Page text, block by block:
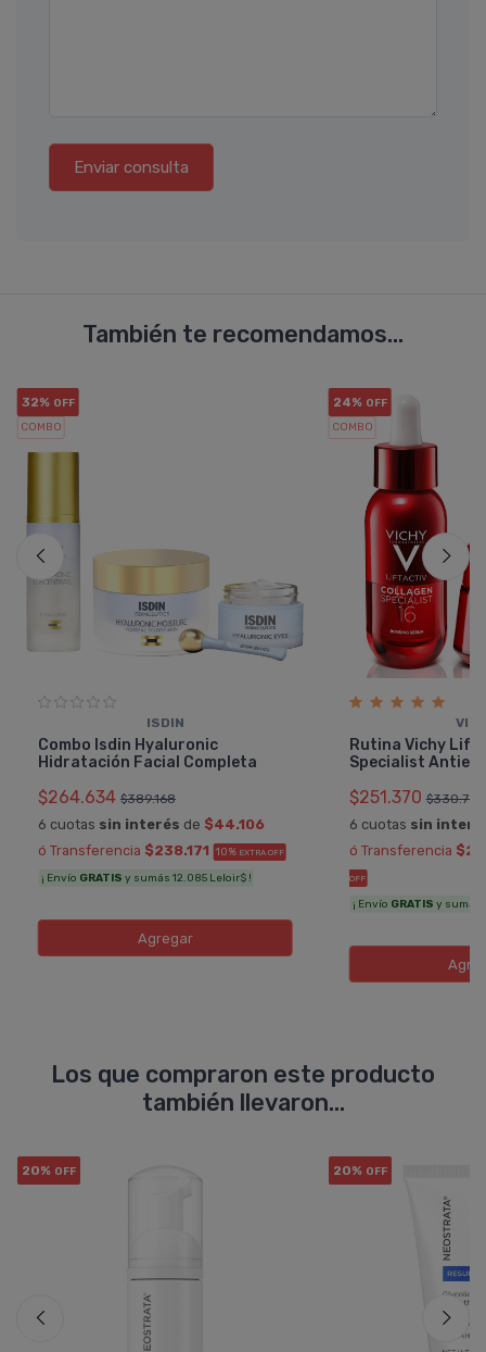
Enviar consulta
También te recomendamos...
32% OFF
COMBO
ISDIN
Combo Isdin Hyaluronic
Hidratación Facial Completa
$264.634 $389.168
6 cuotas sin interés de $44.106
ó Transferencia $238.171 10% EXTRA OFF
¡ Envío GRATIS y sumás 12.085 Leloir$ !
Agregar
24% OFF
COMBO
Rutina Vichy
Specialist
$251.370 $330.750
6 cuotas sin
ó Transferencia
OFF
¡ Envío GRATIS y sumás
Los que compraron este producto
también llevaron...
20% OFF 20% OFF